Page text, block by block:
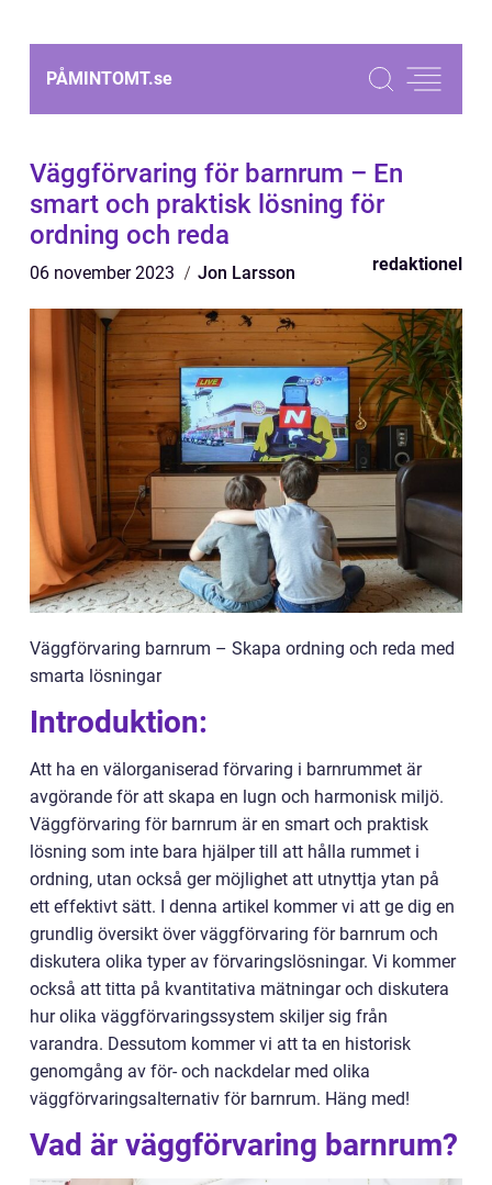
PÅMINTOMT.se
Väggförvaring för barnrum – En
smart och praktisk lösning för
ordning och reda
06 november 2023 Jon Larsson redaktionel
Väggförvaring barnrum – Skapa ordning och reda med
smarta lösningar
Introduktion:
Att ha en välorganiserad förvaring i barnrummet är
avgörande för att skapa en lugn och harmonisk miljö.
Väggförvaring för barnrum är en smart och praktisk
lösning som inte bara hjälper till att hålla rummet i
ordning, utan också ger möjlighet att utnyttja ytan på
ett effektivt sätt. I denna artikel kommer vi att ge dig en
grundlig översikt över väggförvaring för barnrum och
diskutera olika typer av förvaringslösningar. Vi kommer
också att titta på kvantitativa mätningar och diskutera
hur olika väggförvaringssystem skiljer sig från
varandra. Dessutom kommer vi att ta en historisk
genomgång av för- och nackdelar med olika
väggförvaringsalternativ för barnrum. Häng med!
Vad är väggförvaring barnrum?